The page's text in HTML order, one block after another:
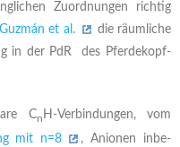
Zuordnungen richtig
Guzmán et al.
die räumliche
in der PdR des Pferdekopf-
Cn H-Verbindungen, vom
mit n=8 , Anionen inbe-